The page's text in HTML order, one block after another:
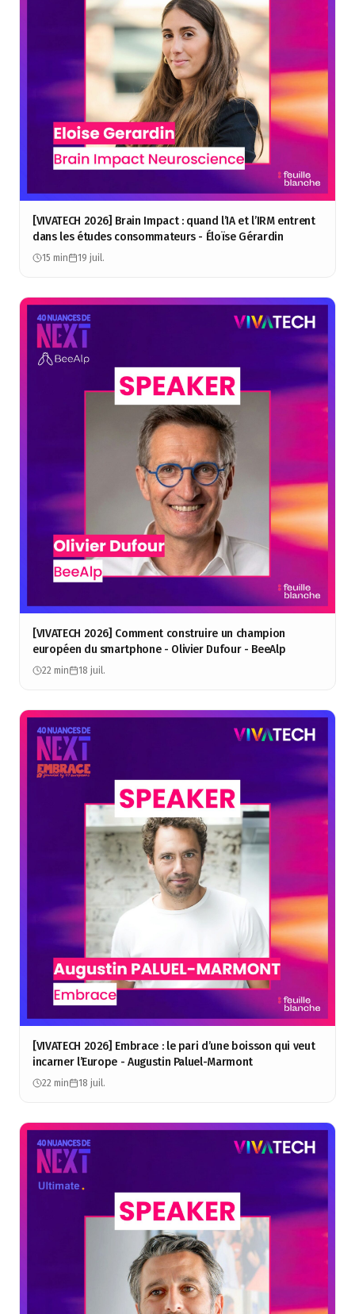
[VIVATECH 2026] Brain Impact : quand l’IA et l’IRM entrent
dans les études consommateurs - Éloïse Gérardin
15 min 19 juil.
[VIVATECH 2026] Comment construire un champion
européen du smartphone - Olivier Dufour - BeeAlp
22 min 18 juil.
[VIVATECH 2026] Embrace : le pari d’une boisson qui veut
incarner l’Europe - Augustin Paluel-Marmont
22 min 18 juil.